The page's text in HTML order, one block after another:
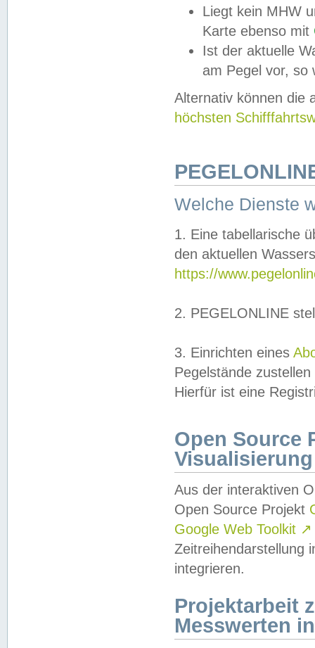
Liegt kein MHW
Karte ebenso mit
Ist der aktuelle
am Pegel vor,
Alternativ können die
höchsten
Welche Dienste
1. Eine tabellarische
den aktuellen
https://
2. PEGELONLINE
3. Einrichten eines
Pegelstände
Hierfür ist eine
Open Source
Visualisierung
Aus der interaktiven
Open Source Projekt
Google Web Toolkit ↗
Zeitreihendarstellung
integrieren.
Projektarbeit
Messwerten